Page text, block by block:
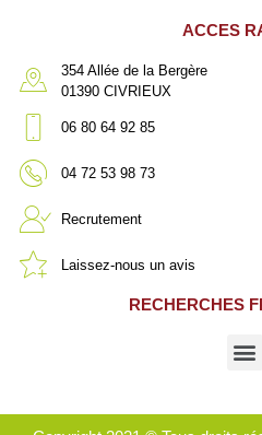
ACCES
354 Allée de la Bergère
01390 CIVRIEUX
06 80 64 92 85
04 72 53 98 73
Recrutement
Laissez-nous un avis
RECHERCHES